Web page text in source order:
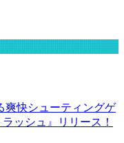
爽快シューティングゲ
ッシュ』リリース！